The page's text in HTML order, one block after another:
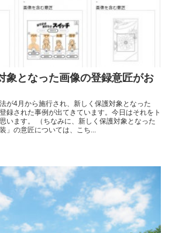
象となった画像の登録意匠がお
が4月から施行され、新しく保護対象となった
録された事例が出てきています。今日はそれをト
います。 （ちなみに、新しく保護対象となった
」の意匠については、こち...